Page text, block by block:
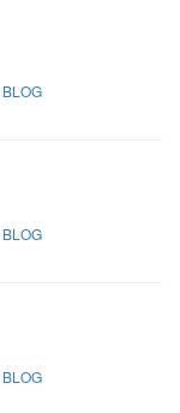
BLOG
BLOG
BLOG